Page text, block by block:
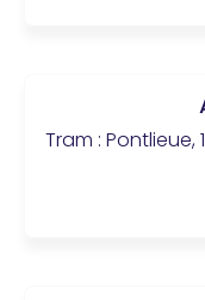
Tram : Pontlieue,